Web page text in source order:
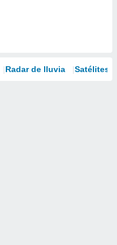
Radar de lluvia Satélites